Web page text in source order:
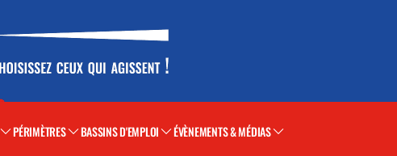
PÉRIMÈTRES BASSINS D'EMPLOI ÉVÈNEMENTS & MÉDIAS